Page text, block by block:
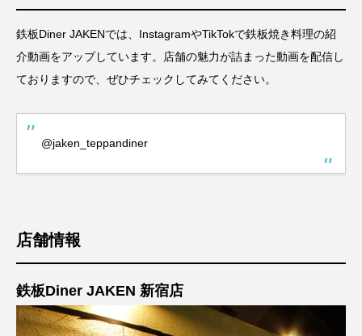
鉄板Diner JAKENでは、InstagramやTikTokで鉄板焼き料理の紹
介動画をアップしています。店舗の魅力が詰まった動画を配信し
ておりますので、ぜひチェックしてみてください。
@jaken_teppandiner
店舗情報
鉄板Diner JAKEN 新宿店